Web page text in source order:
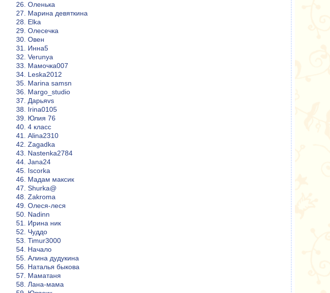
26. Оленька
27. Марина девяткина
28. Elka
29. Олесечка
30. Овен
31. Инна5
32. Verunya
33. Мамочка007
34. Leska2012
35. Marina samsn
36. Margo_studio
37. Дарьяvs
38. Irina0105
39. Юлия 76
40. 4 класс
41. Alina2310
42. Zagadka
43. Nastenka2784
44. Jana24
45. Iscorka
46. Мадам максик
47. Shurka@
48. Zakroma
49. Олеся-леся
50. Nadinn
51. Ирина ник
52. Чуддо
53. Timur3000
54. Начало
55. Алина дудукина
56. Наталья быкова
57. Маматаня
58. Лана-мама